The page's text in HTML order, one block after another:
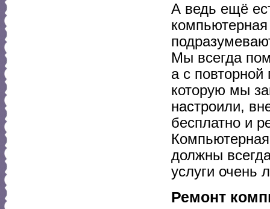
А ведь ещё
Мы всегда
а с
которую мы
настроили,
бесплатно и
должны
услуги очень
Ремонт